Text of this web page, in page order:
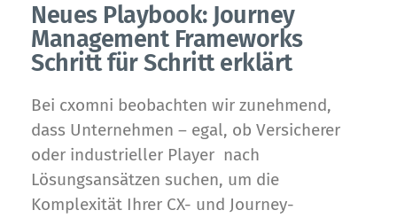
Neues Playbook: Journey
Management Frameworks
Schritt für Schritt erklärt
Bei cxomni beobachten wir zunehmend,
dass Unternehmen – egal, ob Versicherer
oder industrieller Player ­ nach
Lösungsansätzen suchen, um die
Komplexität Ihrer CX- und Journey-